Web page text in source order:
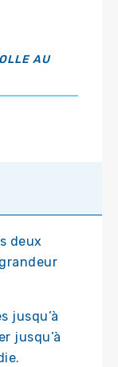
AU
deux
jusqu’à
jusqu’à